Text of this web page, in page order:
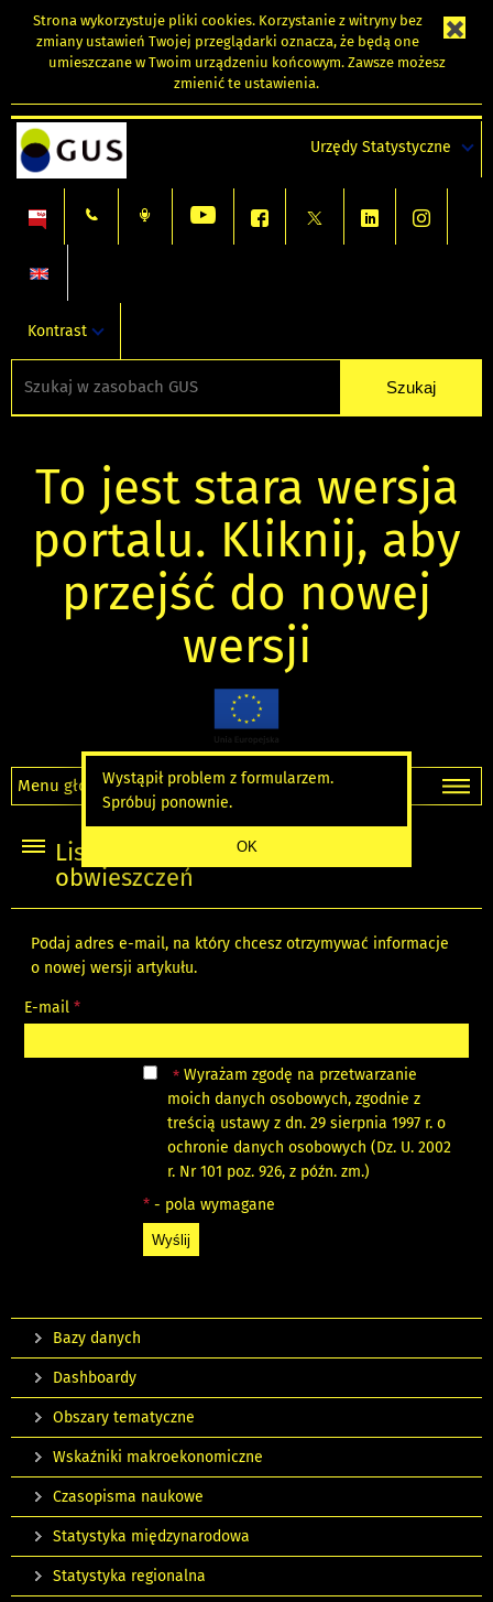
Strona wykorzystuje pliki cookies. Korzystanie z witryny bez
zmiany ustawień Twojej przeglądarki oznacza, że będą one
umieszczane w Twoim urządzeniu końcowym. Zawsze możesz
zmienić te ustawienia.
Urzędy Statystyczne
Kontrast
To jest stara wersja
portalu. Kliknij, aby
przejść do nowej
wersji
Menu główne
Lista komunikatów i
obwieszczeń
Wystąpił problem z formularzem.
Spróbuj ponownie.
Podaj adres e-mail, na który chcesz otrzymywać informacje
o nowej wersji artykułu.
E-mail*
*Wyrażam zgodę na przetwarzanie
moich danych osobowych, zgodnie z
treścią ustawy z dn. 29 sierpnia 1997 r. o
ochronie danych osobowych (Dz. U. 2002
r. Nr 101 poz. 926, z późn. zm.)
*- pola wymagane
Bazy danych
Dashboardy
Obszary tematyczne
Wskaźniki makroekonomiczne
Czasopisma naukowe
Statystyka międzynarodowa
Statystyka regionalna